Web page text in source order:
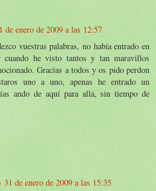
de enero de 2009 a las 12:57
vuestras palabras, no había entrado en
he visto tantos y tan maravillos
Gracias a todos y os pido perdon
uno a uno, apenas he entrado un
ando de aquí para allá, sin tiempo de
31 de enero de 2009 a las 15:35